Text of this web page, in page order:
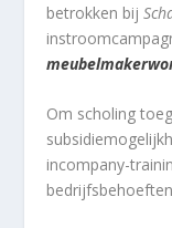
betrokken bij
Om scholing
incompany-